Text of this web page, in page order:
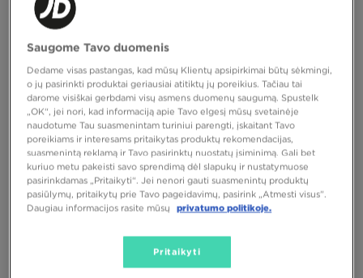
ADIDAS ZX750
110,00 € 110,00 €
Saugome Tavo duomenis
Dedame visas pastangas, kad mūsų Klientų apsipirkimai būtų sėkmingi,
o jų pasirinkti produktai geriausiai atitiktų jų poreikius. Tačiau tai
darome visiškai gerbdami visų asmens duomenų saugumą. Spustelk
„OK“, jei nori, kad informaciją apie Tavo elgesį mūsų svetainėje
naudotume Tau suasmenintam turiniui parengti, įskaitant Tavo
poreikiams ir interesams pritaikytas produktų rekomendacijas,
suasmenintą reklamą ir Tavo pasirinktų nuostatų įsiminimą. Gali bet
kuriuo metu pakeisti savo sprendimą dėl slapukų ir nustatymuose
pasirinkdamas „Pritaikyti“. Jei nenori gauti suasmenintų produktų
pasiūlymų, pritaikytų prie Tavo pageidavimų, pasirink „Atmesti visus”.
Daugiau informacijos rasite mūsų
privatumo politikoje.
Pritaikyti